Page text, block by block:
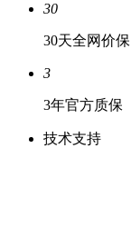
30
30天全网价保
3
3年官方质保
技术支持